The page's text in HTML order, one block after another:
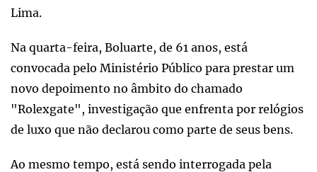
Lima.
Na quarta-feira, Boluarte, de 61 anos, está
convocada pelo Ministério Público para prestar um
novo depoimento no âmbito do chamado
"Rolexgate", investigação que enfrenta por relógios
de luxo que não declarou como parte de seus bens.
Ao mesmo tempo, está sendo interrogada pela